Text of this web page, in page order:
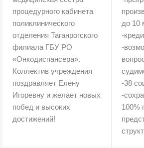
процедурного кабинета
поликлинического
отделения Таганрогского
филиала ГБУ РО
«Онкодиспансера».
Коллектив учреждения
поздравляет Елену
Игоревну и желает новых
побед и высоких
достижений!
до 10
-
-
-38
-
100%